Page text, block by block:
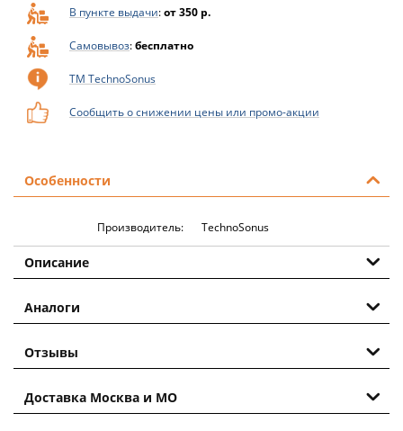
В пункте выдачи:от 350 р.
Самовывоз:бесплатно
ТМ TechnoSonus
Сообщить о снижении цены или промо-акции
Особенности
Производитель: TechnoSonus
Описание
Аналоги
Отзывы
Доставка Москва и МО